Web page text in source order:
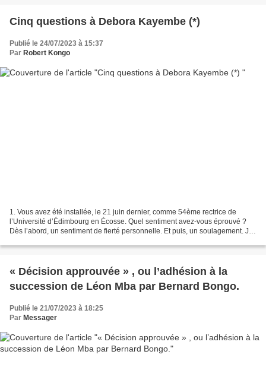
Cinq questions à Debora Kayembe (*)
Publié le 24/07/2023 à 15:37
Par Robert Kongo
1. Vous avez été installée, le 21 juin dernier, comme 54ème rectrice de
l’Université d’Édimbourg en Écosse. Quel sentiment avez-vous éprouvé ?
Dès l’abord, un sentiment de fierté personnelle. Et puis, un soulagement. Je
« Décision approuvée » , ou l’adhésion à la
succession de Léon Mba par Bernard Bongo.
Publié le 21/07/2023 à 18:25
Par Messager